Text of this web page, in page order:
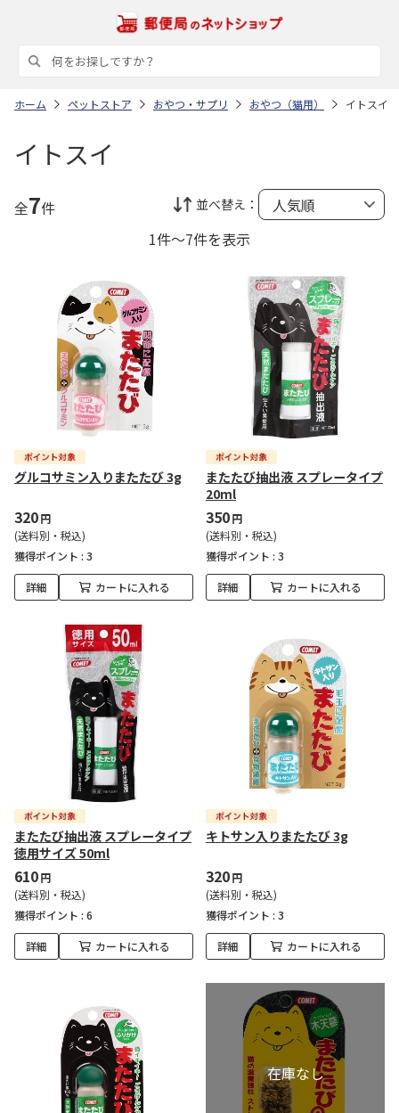
ホーム ペットストア おやつ・サプリ おやつ（猫用） イトスイ
イトスイ
全7件 並べ替え：
1件～7件を表示
グルコサミン入りまたたび 3g
320円
(送料別・税込)
獲得ポイント : 3
詳細 カートに入れる
またたび抽出液 スプレータイプ
20ml
350円
(送料別・税込)
獲得ポイント : 3
詳細 カートに入れる
またたび抽出液 スプレータイプ
徳用サイズ 50ml
610円
(送料別・税込)
獲得ポイント : 6
詳細 カートに入れる
キトサン入りまたたび 3g
320円
(送料別・税込)
獲得ポイント : 3
詳細 カートに入れる